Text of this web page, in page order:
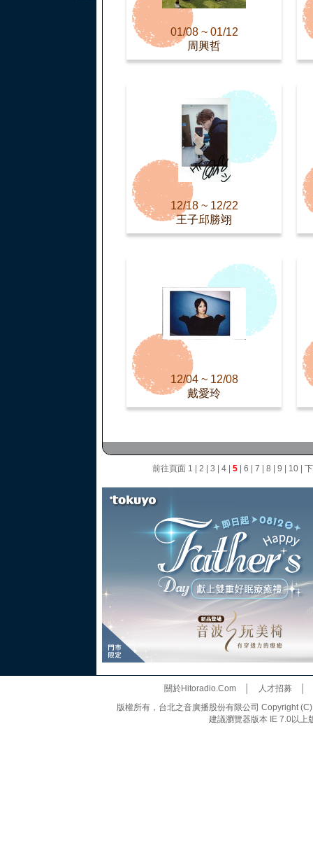
01/08 ~ 01/12
周興哲
12/18 ~ 12/22
王子邱勝翊
12/04 ~ 12/08
戴愛玲
前往頁面 1 2 3 4| 5| 6 7 8 9 10|
關於Hitoradio.Com│ 人才招募
版權所有，台北之音廣播股份有限公司 Copyright
建議瀏覽器版本 IE 7.0以上